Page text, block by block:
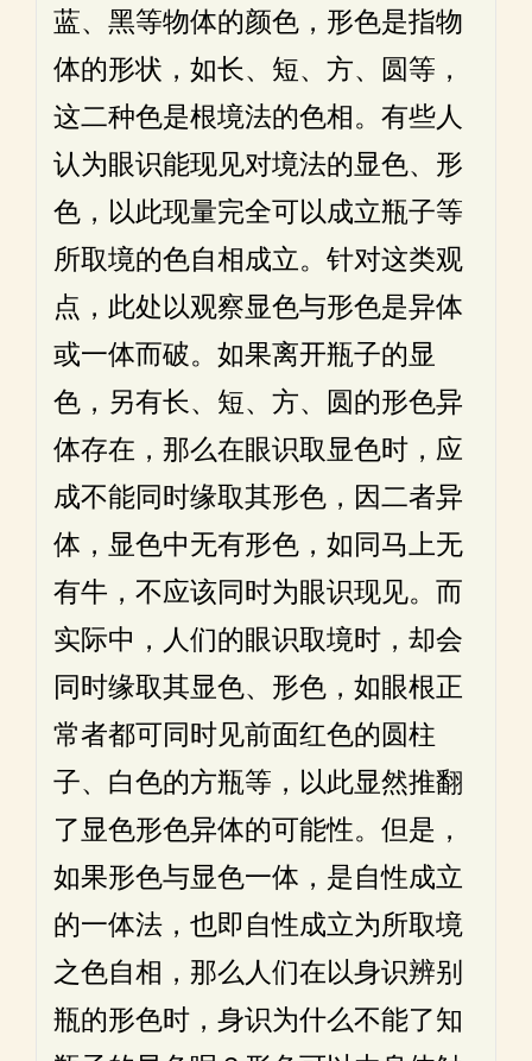
蓝、黑等物体的颜色，形色是指物
体的形状，如长、短、方、圆等，
这二种色是根境法的色相。有些人
认为眼识能现见对境法的显色、形
色，以此现量完全可以成立瓶子等
所取境的色自相成立。针对这类观
点，此处以观察显色与形色是异体
或一体而破。如果离开瓶子的显
色，另有长、短、方、圆的形色异
体存在，那么在眼识取显色时，应
成不能同时缘取其形色，因二者异
体，显色中无有形色，如同马上无
有牛，不应该同时为眼识现见。而
实际中，人们的眼识取境时，却会
同时缘取其显色、形色，如眼根正
常者都可同时见前面红色的圆柱
子、白色的方瓶等，以此显然推翻
了显色形色异体的可能性。但是，
如果形色与显色一体，是自性成立
的一体法，也即自性成立为所取境
之色自相，那么人们在以身识辨别
瓶的形色时，身识为什么不能了知